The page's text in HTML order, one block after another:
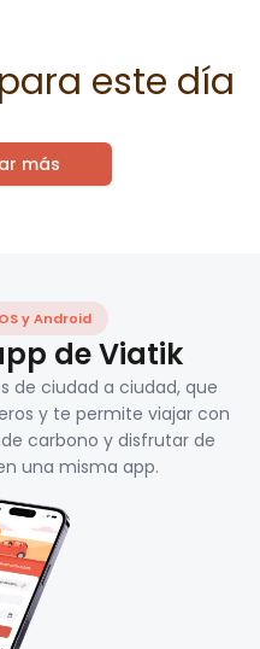
este día
más
y Android
de Viatik
de ciudad a ciudad, que
y te permite viajar con
carbono y disfrutar de
una misma app.